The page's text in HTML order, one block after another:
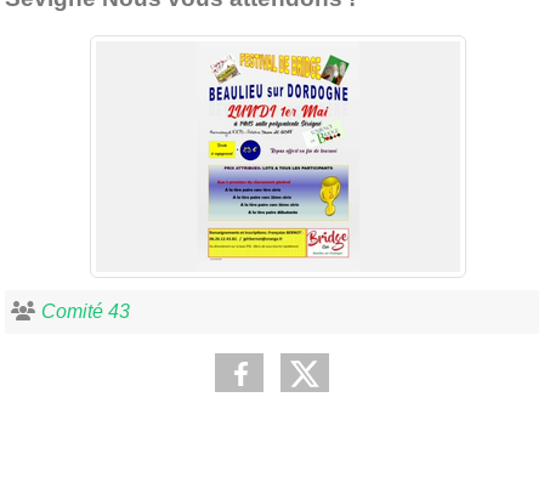
Comité 43